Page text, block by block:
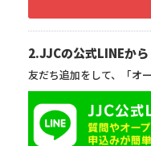
2.JJCの公式LINEから
友だち追加をして、「オ